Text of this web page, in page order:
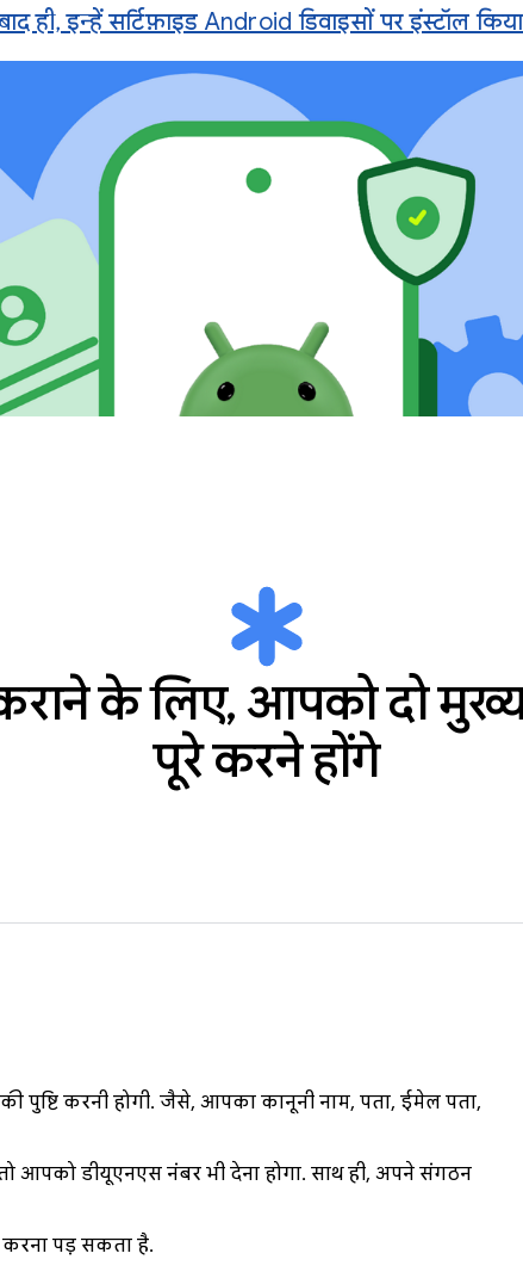
ही, इन्हें सर्टिफ़ाइड Android डिवाइसों पर इंस्टॉल
कराने के लिए, आपको दो
पूरे करने होंगे
पुष्टि करनी होगी. जैसे, आपका कानूनी नाम, पता, ईमेल पता,
आपको डीयूएनएस नंबर भी देना होगा. साथ ही, अपने संगठन
पड़ सकता है.